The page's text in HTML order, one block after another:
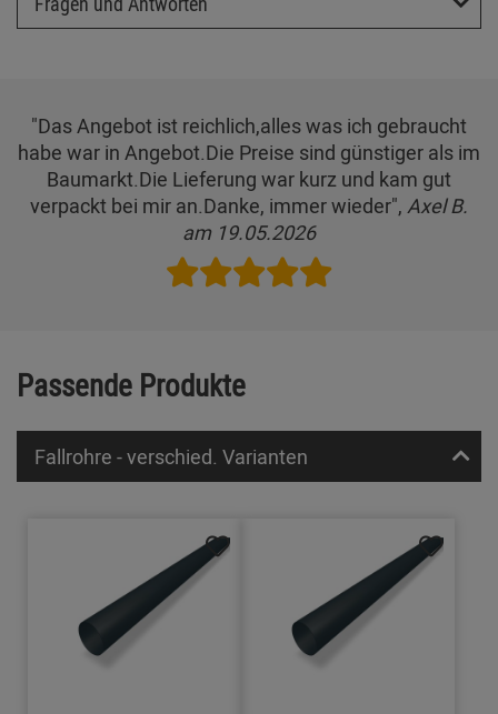
"Das Angebot ist reichlich,alles was ich gebraucht
habe war in Angebot.Die Preise sind günstiger als im
Baumarkt.Die Lieferung war kurz und kam gut
verpackt bei mir an.Danke, immer wieder", Axel B.
am 19.05.2026
Passende Produkte
Fallrohre - verschied. Varianten